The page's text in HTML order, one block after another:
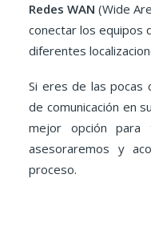
Redes WAN (Wide
conectar los equipos
diferentes
Si eres de las pocas
de comunicación en
mejor opción para
asesoraremos y
proceso.